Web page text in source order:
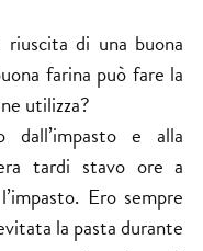
riuscita di una buona
farina può fare la
utilizza?
dall’impasto e alla
tardi stavo ore a
Ero sempre
la pasta durante